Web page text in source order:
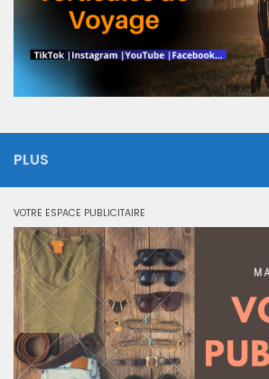
PLUS
VOTRE ESPACE PUBLICITAIRE